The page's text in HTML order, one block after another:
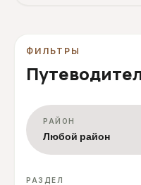
ФИЛЬТРЫ
РАЙОН
Любой район
РАЗДЕЛ